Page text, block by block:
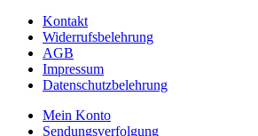
Kontakt
Widerrufsbelehrung
AGB
Impressum
Datenschutzbelehrung
Mein Konto
Sendungsverfolgung